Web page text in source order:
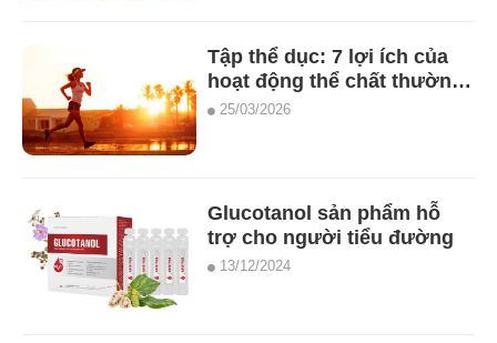
Tập thể dục: 7 lợi ích của
hoạt động thể chất thường
xuyên
25/03/2026
Glucotanol sản phẩm hỗ
trợ cho người tiểu đường
13/12/2024